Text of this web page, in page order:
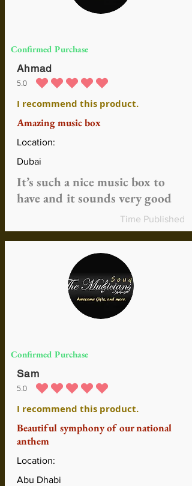
Confirmed Purchase
Ahmad
5.0
la calificación promedio es 5 de 5
I recommend this product.
Amazing music box
Location:
Dubai
It’s such a nice music box to
have and it sounds very good
Time Published
Confirmed Purchase
Sam
5.0
la calificación promedio es 5 de 5
I recommend this product.
Beautiful symphony of our national
anthem
Location:
Abu Dhabi